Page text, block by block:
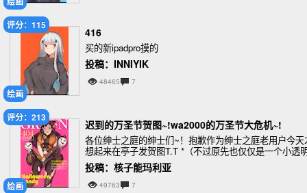
绘画
评分：115
416
买的新ipadpro摸的
投稿：INNIYIK
48465 7
绘画
评分：213
迟到的万圣节贺图~!wa2000的万圣节大危机~!
各位绅士之庭的绅士们~！抱歉作为绅士之庭老用户今天
想起来在亭子发贺图T.T *（不过原先也仅仅是一个小透
罢了。）这次为各位带来迟来的万圣节贺图~！wa2000
万圣节大危机 ~！希望大家能够喜欢~
投稿：核子能玛利亚
49763 7